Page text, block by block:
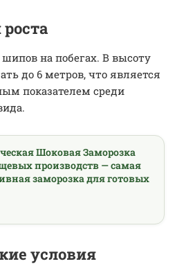
на побегах. В высоту
до 6 метров, что является
показателем среди
Шоковая Заморозка
производств — самая
заморозка для готовых
условия